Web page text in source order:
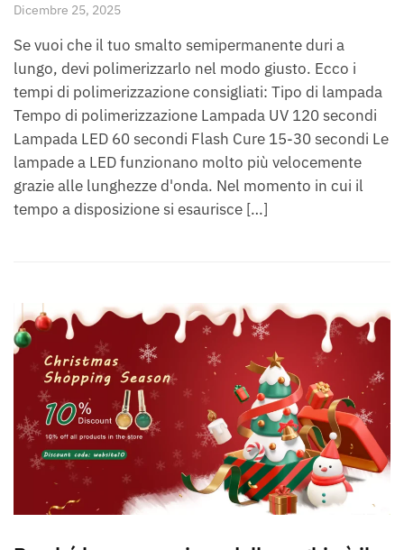
Dicembre 25, 2025
Se vuoi che il tuo smalto semipermanente duri a
lungo, devi polimerizzarlo nel modo giusto. Ecco i
tempi di polimerizzazione consigliati: Tipo di lampada
Tempo di polimerizzazione Lampada UV 120 secondi
Lampada LED 60 secondi Flash Cure 15-30 secondi Le
lampade a LED funzionano molto più velocemente
grazie alle lunghezze d'onda. Nel momento in cui il
tempo a disposizione si esaurisce […]